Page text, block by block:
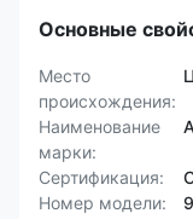
Основные
Место
происхождения:
Наименование
марки:
Сертификация:
Номер модели: